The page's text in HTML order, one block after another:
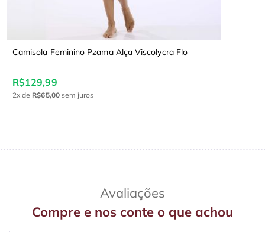
Camisola Feminino Pzama Alça Viscolycra Flo
R$129,99
2x de R$65,00sem juros
Avaliações
Compre e nos conte o que achou